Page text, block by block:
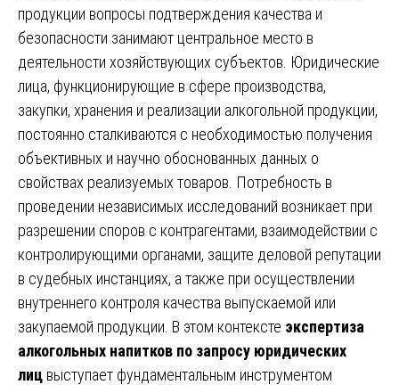
продукции вопросы подтверждения качества и
безопасности занимают центральное место в
деятельности хозяйствующих субъектов. Юридические
лица, функционирующие в сфере производства,
закупки, хранения и реализации алкогольной продукции,
постоянно сталкиваются с необходимостью получения
объективных и научно обоснованных данных о
свойствах реализуемых товаров. Потребность в
проведении независимых исследований возникает при
разрешении споров с контрагентами, взаимодействии с
контролирующими органами, защите деловой репутации
в судебных инстанциях, а также при осуществлении
внутреннего контроля качества выпускаемой или
закупаемой продукции. В этом контексте экспертиза
алкогольных напитков по запросу юридических
лиц выступает фундаментальным инструментом